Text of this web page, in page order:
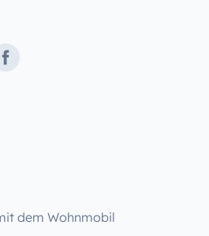
Facebook
dem Wohnmobil